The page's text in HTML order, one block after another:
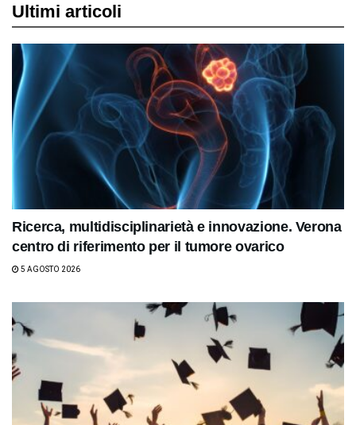
Ultimi articoli
Ricerca, multidisciplinarietà e innovazione. Verona
centro di riferimento per il tumore ovarico
5 AGOSTO 2026